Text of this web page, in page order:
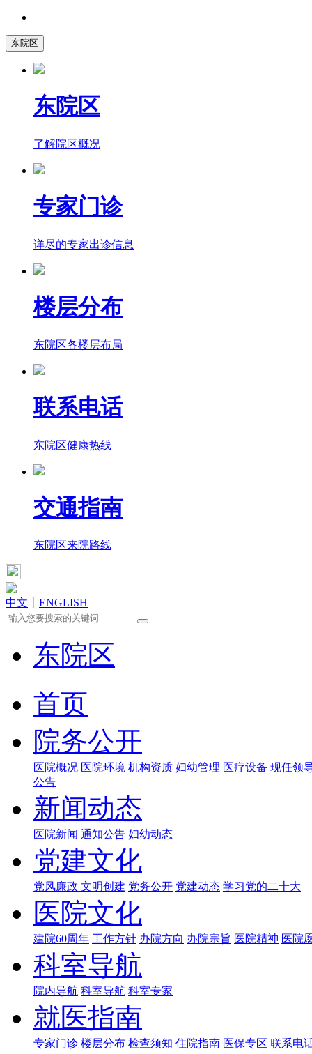
东院区
东院区
了解院区概况
专家门诊
详尽的专家出诊信息
楼层分布
东院区各楼层布局
联系电话
东院区健康热线
交通指南
东院区来院路线
中文 ENGLISH
东院区
首页
院务公开
医院概况 医院环境 机构资质 妇幼管理 医疗设备 现任领
公告
新闻动态
医院新闻 通知公告 妇幼动态
党建文化
党风廉政 文明创建 党务公开 党建动态 学习党的二十大
医院文化
建院60周年 工作方针 办院方向 办院宗旨 医院精神 医院
科室导航
院内导航 科室导航 科室专家
就医指南
专家门诊 楼层分布 检查须知 住院指南 医保专区 联系电